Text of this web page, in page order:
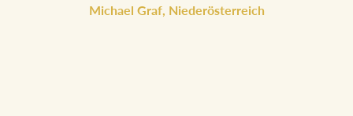
Michael Graf, Niederösterreich